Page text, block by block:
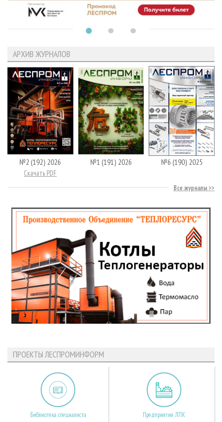
АРХИВ ЖУРНАЛОВ
№2 (192) 2026
Скачать PDF
№1 (191) 2026 №6 (190) 2025
Все журналы
ПРОЕКТЫ ЛЕСПРОМИНФОРМ
Библиотека специалиста Предприятия ЛПК